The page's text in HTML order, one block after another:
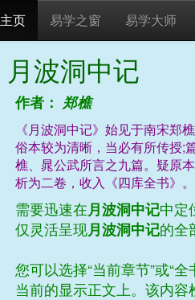
主页 易学之窗 易学大师
月波洞中记
作者： 郑樵
《月波洞中记》始见于南宋郑
俗本较为清晰，当必有所传授;
樵、晁公武所言之九篇。疑原
析为二卷，收入《四库全书》。
需要迅速在月波洞中记中定
仅灵活呈现月波洞中记的全
您可以选择“当前章节”或“
当前的显示正文上。该内容